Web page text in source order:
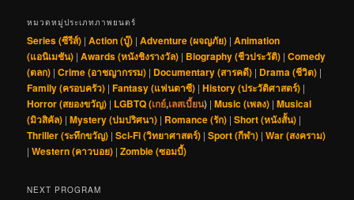
หมวดหมู่ประเภทภาพยนตร์
Series (ซีรีส์) |Action (บู๊) |Adventure (ผจญภัย) |Animation
(แอนิเมชัน) |Awards (หนังชิงรางวัล) | Biography (ชีวประวัติ) |Comedy
(ตลก) |Crime (อาชญากรรม) | Documentary (สารคดี) | Drama (ชีวิต) |
Family (ครอบครัว) |Fantasy (แฟนตาซี) |History (ประวัติศาสตร์) |
Horror (สยองขวัญ) | LGBTQ (เกย์,เลสเบี้ยน) |Music (เพลง) |Musical
(มิวสิคัล) |Mystery (ปมปริศนา) | Romance (รัก) |Short (หนังสั้น) |
Thriller (ระทึกขวัญ) |Sci-Fi (วิทยาศาสตร์) |Sport (กีฬา) |War (สงคราม)
|Western (คาวบอย) |Zombie (ซอมบี้)
NEXT PROGRAM